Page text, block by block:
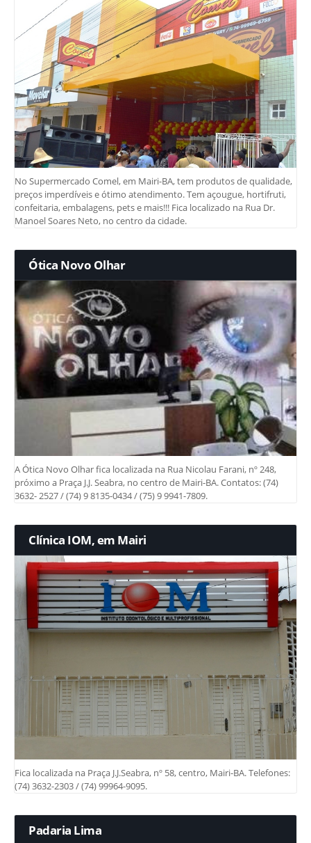
No Supermercado Comel, em Mairi-BA, tem produtos de qualidade,
preços imperdíveis e ótimo atendimento. Tem açougue, hortifruti,
confeitaria, embalagens, pets e mais!!! Fica localizado na Rua Dr.
Manoel Soares Neto, no centro da cidade.
Ótica Novo Olhar
A Ótica Novo Olhar fica localizada na Rua Nicolau Farani, nº 248,
próximo a Praça J.J. Seabra, no centro de Mairi-BA. Contatos: (74)
3632- 2527 / (74) 9 8135-0434 / (75) 9 9941-7809.
Clínica IOM, em Mairi
Fica localizada na Praça J.J.Seabra, nº 58, centro, Mairi-BA. Telefones:
(74) 3632-2303 / (74) 99964-9095.
Padaria Lima